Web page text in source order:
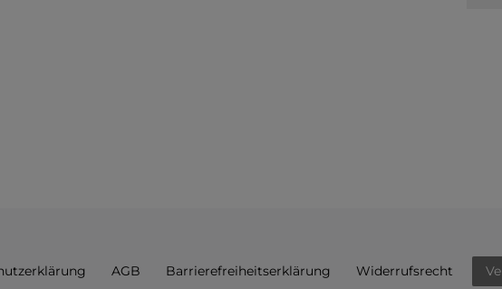
AGB Barrierefreiheitserklärung Widerrufs­recht